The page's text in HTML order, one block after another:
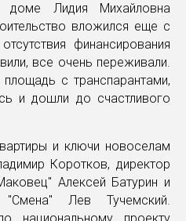
Лидия Михайловна
вложился еще с
финансирования
все очень переживали.
с транспарантами,
и дошли до счастливого
и ключи новоселам
Коротков, директор
Алексей Батурин и
Лев Тучемский.